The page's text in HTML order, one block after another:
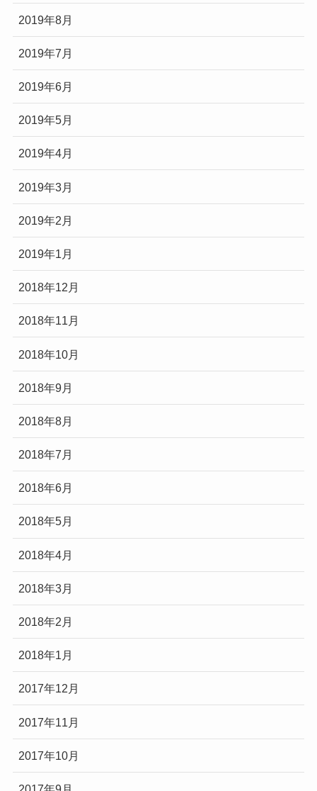
2019年8月
2019年7月
2019年6月
2019年5月
2019年4月
2019年3月
2019年2月
2019年1月
2018年12月
2018年11月
2018年10月
2018年9月
2018年8月
2018年7月
2018年6月
2018年5月
2018年4月
2018年3月
2018年2月
2018年1月
2017年12月
2017年11月
2017年10月